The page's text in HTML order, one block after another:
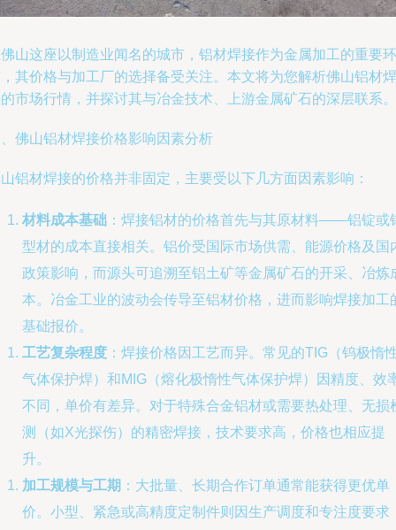
山这座以制造业闻名的城市，铝材焊接作为金属加工的重要环
其价格与加工厂的选择备受关注。本文将为您解析佛山铝材焊
市场行情，并探讨其与冶金技术、上游金属矿石的深层联系。
佛山铝材焊接价格影响因素分析
铝材焊接的价格并非固定，主要受以下几方面因素影响：
材料成本基础 ：焊接铝材的价格首先与其原材料——铝锭或
型材的成本直接相关。铝价受国际市场供需、能源价格及国
政策影响，而源头可追溯至铝土矿等金属矿石的开采、冶炼
本。冶金工业的波动会传导至铝材价格，进而影响焊接加工
基础报价。
工艺复杂程度 ：焊接价格因工艺而异。常见的TIG（钨极惰
气体保护焊）和MIG（熔化极惰性气体保护焊）因精度、效
不同，单价有差异。对于特殊合金铝材或需要热处理、无损
测（如X光探伤）的精密焊接，技术要求高，价格也相应提
升。
加工规模与工期 ：大批量、长期合作订单通常能获得更优单
价。小型、紧急或高精度定制件则因生产调度和专注度要求